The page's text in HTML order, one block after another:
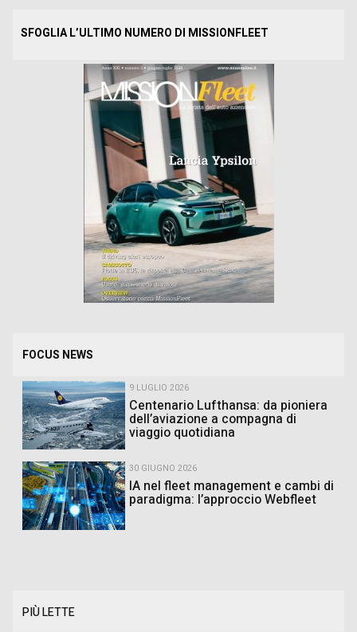
SFOGLIA L’ULTIMO NUMERO DI MISSIONFLEET
FOCUS NEWS
9 LUGLIO 2026
Centenario Lufthansa: da pioniera
dell’aviazione a compagna di
viaggio quotidiana
30 GIUGNO 2026
IA nel fleet management e cambi di
paradigma: l’approccio Webfleet
PIÙ LETTE